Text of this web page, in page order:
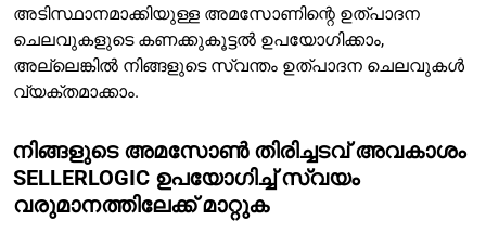
അടിസ്ഥാനമാക്കിയുള്ള അമസോണിന്റെ ഉത്പാദന
ചെലവുകളുടെ കണക്കുകൂട്ടൽ ഉപയോഗിക്കാം,
അല്ലെങ്കിൽ നിങ്ങളുടെ സ്വന്തം ഉത്പാദന ചെലവുകൾ
വ്യക്തമാക്കാം.
നിങ്ങളുടെ അമസോൺ തിരിച്ചടവ് അവകാശം
SELLERLOGIC ഉപയോഗിച്ച് സ്വയം
വരുമാനത്തിലേക്ക് മാറ്റുക